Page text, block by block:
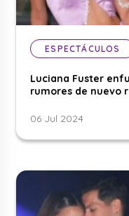
ESPECTÁCULOS
Luciana Fuster
rumores de nuevo
06 Jul 2024